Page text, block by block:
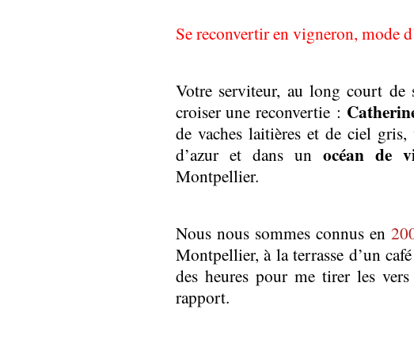
Se reconvertir en vigneron, mode
Votre serviteur, au long court de
croiser une reconvertie :
de vaches laitières et de ciel
d’azur et dans un océan de
Montpellier.
Nous nous sommes connus en
Montpellier, à la terrasse d’un
des heures pour me tirer les
rapport.